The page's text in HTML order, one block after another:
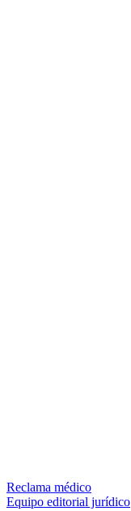
Reclama médico
Equipo editorial jurídico